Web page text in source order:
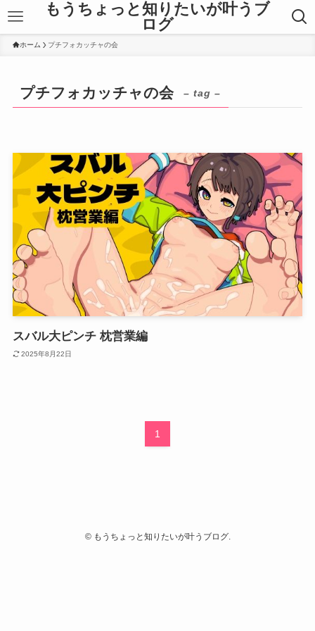
もうちょっと知りたいが叶うブ
ログ
ホーム プチフォカッチャの会
プチフォカッチャの会 – tag –
スバル大ピンチ 枕営業編
2025年8月22日
1
©もうちょっと知りたいが叶うブログ.